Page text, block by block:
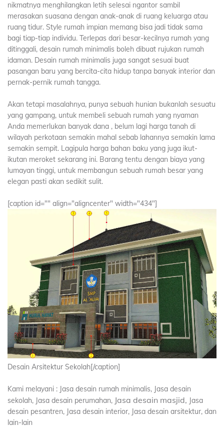
nikmatnya menghilangkan letih selesai ngantor sambil
merasakan suasana dengan anak-anak di ruang keluarga atau
ruang tidur. Style rumah impian memang bisa jadi tidak sama
bagi tiap-tiap individu. Terlepas dari besar-kecilnya rumah yang
ditinggali, desain rumah minimalis boleh dibuat rujukan rumah
idaman. Desain rumah minimalis juga sangat sesuai buat
pasangan baru yang bercita-cita hidup tanpa banyak interior dan
pernak-pernik rumah tangga.
Akan tetapi masalahnya, punya sebuah hunian bukanlah sesuatu
yang gampang, untuk membeli sebuah rumah yang nyaman
Anda memerlukan banyak dana , belum lagi harga tanah di
wilayah perkotaan semakin mahal sebab lahannya semakin lama
semakin sempit. Lagipula harga bahan baku yang juga ikut-
ikutan meroket sekarang ini. Barang tentu dengan biaya yang
lumayan tinggi, untuk membangun sebuah rumah besar yang
elegan pasti akan sedikit sulit.
[caption id="" align="aligncenter" width="434"]
Desain Arsitektur Sekolah[/caption]
Kami melayani : Jasa desain rumah minimalis, Jasa desain
sekolah, Jasa desain perumahan, Jasa desain masjid, Jasa
desain pesantren, Jasa desain interior, Jasa desain arsitektur, dan
lain-lain